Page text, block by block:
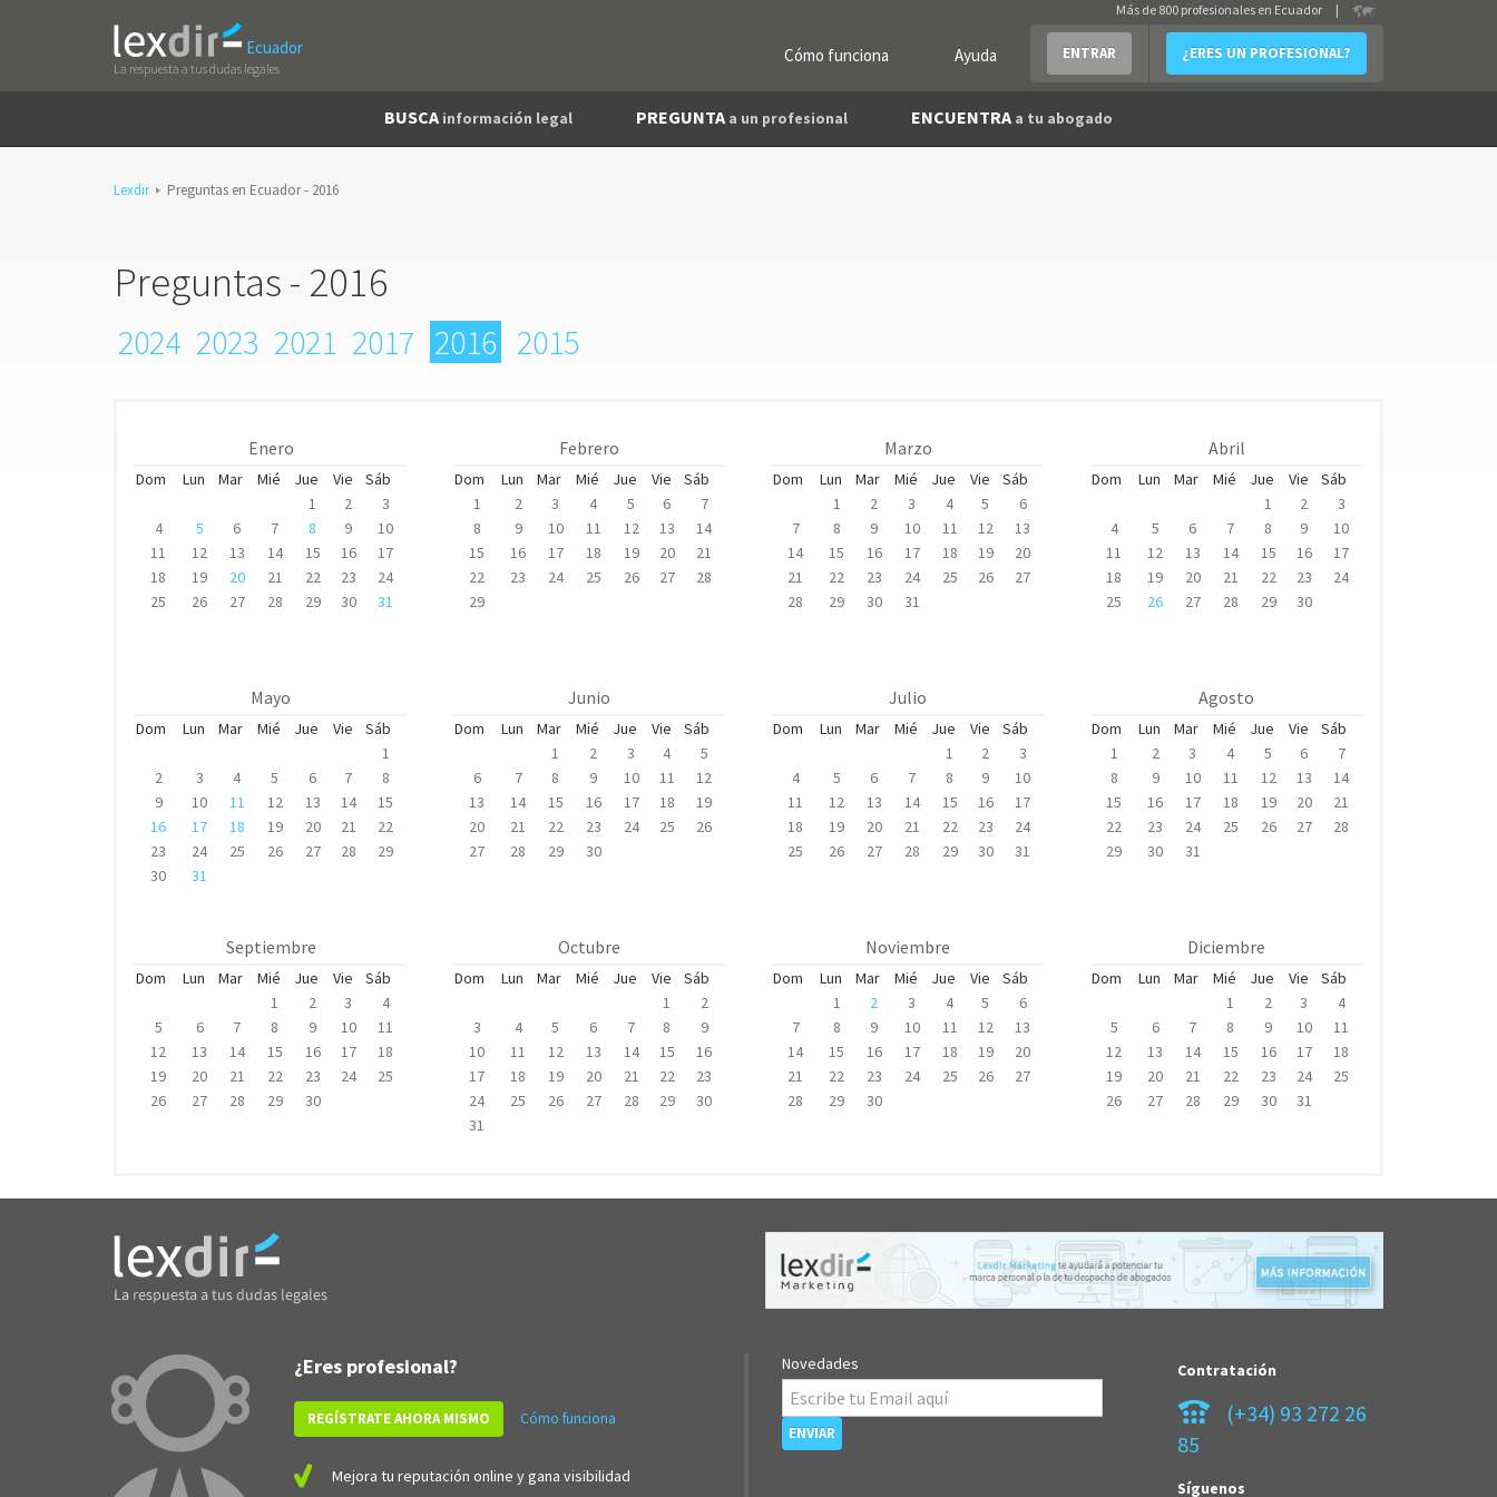
Ecuador
La respuesta a tus dudas legales
Cómo funciona Ayuda ENTRAR ¿ERES UN PROFESIONAL?
Más de 800 profesionales en Ecuador |
BUSCA información legal PREGUNTA a un profesional ENCUENTRA a tu abogado
Lexdir Preguntas en Ecuador - 2016
Preguntas - 2016
2024 2023 2021 2017 2016 2015
Enero
Dom Lun Mar Mié Jue Vie
Sáb
1
2
3
4
5 6 7 8 9
10
11
12 13 14 15 16
17
18
19 20 21 22 23
24
25
26 27 28 29 30 31
Febrero
Dom Lun Mar Mié Jue Vie
Sáb
1
2 3 4 5 6
7
8
9 10 11 12 13
14
15
16 17 18 19 20
21
22
23 24 25 26 27
28
29
Marzo
Dom Lun Mar Mié Jue Vie
Sáb
1
2 3 4 5
6
7
8 9 10 11 12
13
14
15 16 17 18 19
20
21
22 23 24 25 26
27
28
29 30 31
Abril
Dom Lun Mar Mié Jue Vie
Sáb
1
2
3
4
5 6 7 8 9
10
11
12 13 14 15 16
17
18
19 20 21 22 23
24
25
26 27 28 29 30
Mayo
Dom Lun Mar Mié Jue Vie
Sáb
1
2
3 4 5 6 7
8
9
10 11 12 13 14
15
16
17 18 19 20 21
22
23
24 25 26 27 28
29
30
31
Junio
Dom Lun Mar Mié Jue Vie
Sáb
1
2 3 4
5
6
7 8 9 10 11
12
13
14 15 16 17 18
19
20
21 22 23 24 25
26
27
28 29 30
Julio
Dom Lun Mar Mié Jue Vie
Sáb
1
2
3
4
5 6 7 8 9
10
11
12 13 14 15 16
17
18
19 20 21 22 23
24
25
26 27 28 29 30 31
Agosto
Dom Lun Mar Mié Jue Vie
Sáb
1
2 3 4 5 6
7
8
9 10 11 12 13
14
15
16 17 18 19 20
21
22
23 24 25 26 27
28
29
30 31
Septiembre
Dom Lun Mar Mié Jue Vie
Sáb
1
2 3
4
5
6 7 8 9 10
11
12
13 14 15 16 17
18
19
20 21 22 23 24
25
26
27 28 29 30
Octubre
Dom Lun Mar Mié Jue Vie
Sáb
1
2
3
4 5 6 7 8
9
10
11 12 13 14 15
16
17
18 19 20 21 22
23
24
25 26 27 28 29
30
31
Noviembre
Dom Lun Mar Mié Jue Vie
Sáb
1
2 3 4 5
6
7
8 9 10 11 12
13
14
15 16 17 18 19
20
21
22 23 24 25 26
27
28
29 30
Diciembre
Dom Lun Mar Mié Jue Vie
Sáb
1
2 3
4
5
6 7 8 9 10
11
12
13 14 15 16 17
18
19
20 21 22 23 24
25
26
27 28 29 30 31
¿Eres profesional?
REGÍSTRATE AHORA MISMO Cómo funciona
Mejora tu reputación online y gana visibilidad
Novedades Contratación
(+34) 93 272 26
85
Síguenos